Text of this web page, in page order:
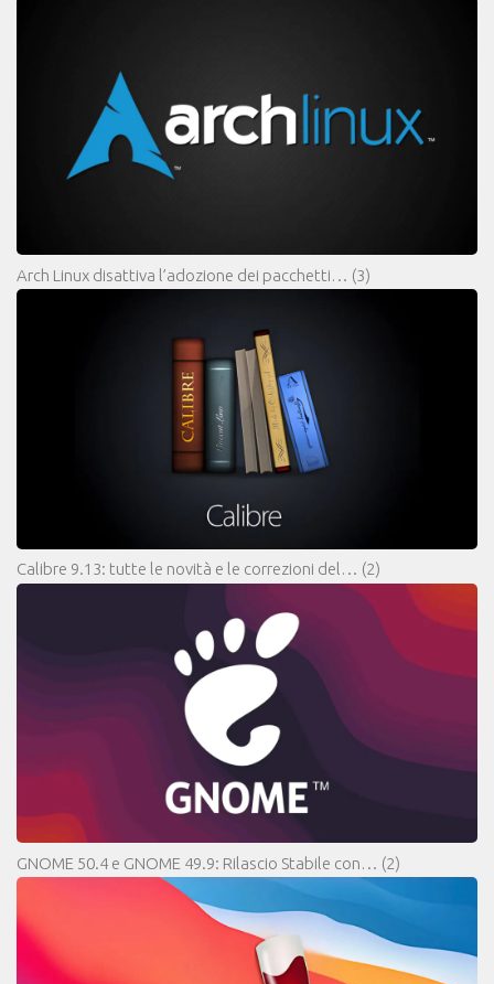
Arch Linux disattiva l’adozione dei pacchetti… (3)
Calibre 9.13: tutte le novità e le correzioni del… (2)
GNOME 50.4 e GNOME 49.9: Rilascio Stabile con… (2)